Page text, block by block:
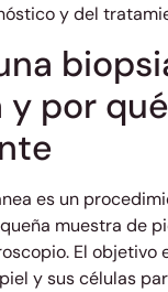
y del
por
es un
muestra de
El objetivo
y sus células